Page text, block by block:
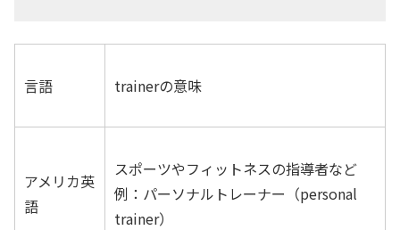
言語 trainerの意味
アメリカ英
語
スポーツやフィットネスの指導者など
例：パーソナルトレーナー（personal
trainer）